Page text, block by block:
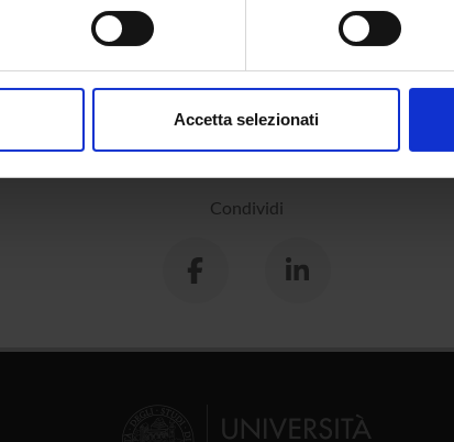
in qualsiasi momento dalla Dichiarazione sui cookie.
Accetta selezionati
Condividi